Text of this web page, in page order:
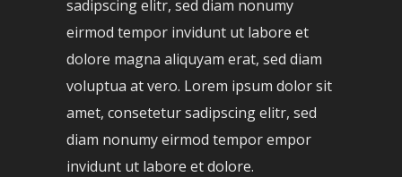
sadipscing elitr, sed diam nonumy
eirmod tempor invidunt ut labore et
dolore magna aliquyam erat, sed diam
voluptua at vero. Lorem ipsum dolor sit
amet, consetetur sadipscing elitr, sed
diam nonumy eirmod tempor empor
invidunt ut labore et dolore.